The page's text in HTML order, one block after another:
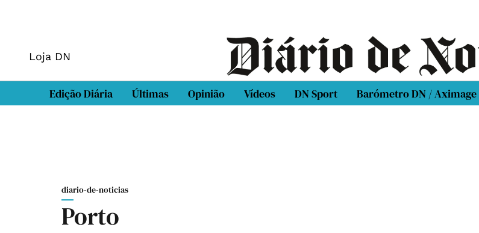
Loja DN
Edição Diária Últimas Opinião Vídeos DN Sport Barómetro DN / Aximage
diario-de-noticias
Porto